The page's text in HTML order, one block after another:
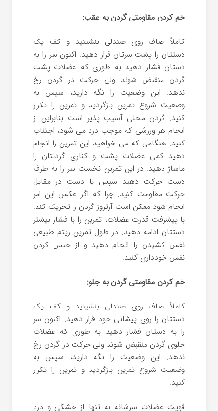
خم کردن مقاومتی گردن به عقب:
کاملاً صاف روی صندلی بنشینید و کف یک
دستتان را پشت سرتان قرار دهید. اکنون سر را به
دستان فشار دهید به طوری که عضلات پشت
گردن منقبض شوند ولی حرکت در گردن رخ
ندهد. این وضعیت را نگه دارید، سپس به
وضعیت شروع تمرین بازگردید و تمرین را تکرار
کنید. گردن محلی آسیب پذیر است بنابراین از
انجام هر ورزشی که موجب درد می شود، اجتناب
کنید. هنگامی که می خواهید این تمرین را انجام
دهید کمی عضلات پشت و کناری گردنتان را
ماساژ دهید. در این تمرین نخست سر را به طرف
دست حرکت دهید سپس با دست در مقابل
حرکت مقاومت کنید. چرا که اگر عکس این امر
انجام شود ممکن است آرتروز گردن را تحریک کند.
با پیشرفت قدرت عضلات، تمرین را با فشار بیشتر
دستتان ادامه دهید. در طول تمرین ریتم طبیعی
نفس کشیدن را انجام دهید و از حبس کردن
نفس خودداری کنید.
خم کردن مقاومتی گردن به جلو:
کاملاً صاف روی صندلی بنشینید و کف یک
دستتان را روی پیشانی خود قرار دهید. اکنون سر
را به دستان فشار دهید به طوری که عضلات
جلوی گردن منقبض شوند ولی حرکت در گردن رخ
ندهد. این وضعیت را نگه دارید، سپس به
وضعیت شروع تمرین بازگردید و تمرین را تکرار
کنید.
قویت عضلات سرشانه نه تنها از خشکی و درد